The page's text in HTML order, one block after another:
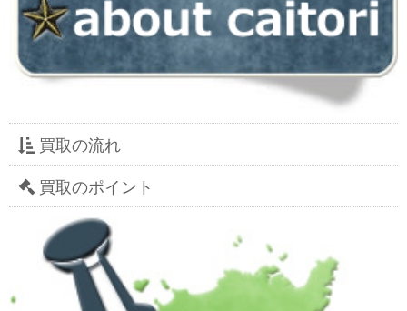
買取の流れ
買取のポイント